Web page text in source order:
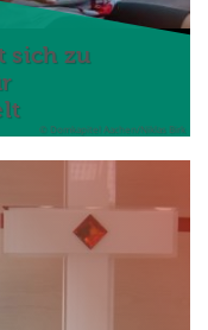
sich zu
© Domkapitel Aachen/Niklas Birk